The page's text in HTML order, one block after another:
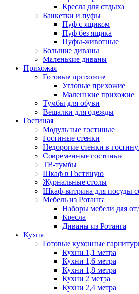
Кресла для отдыха
Банкетки и пуфы
Пуф с ящиком
Пуф без ящика
Пуфы-животные
Большие диваны
Маленькие диваны
Прихожая
Готовые прихожие
Угловые прихожие
Маленькие прихожие
Тумбы для обуви
Вешалки для одежды
Гостиная
Модульные гостиные
Гостиные стенки
Недорогие стенки в
Современные гостиные
ТВ-тумбы
Шкаф в Гостиную
Журнальные столы
Шкаф-витрина для посуды
Мебель из Ротанга
Наборы мебели для
Кресла
Диваны из Ротанга
Кухня
Готовые кухонные
Кухни 1,1 метра
Кухни 1,6 метра
Кухни 1,8 метра
Кухни 2 метра
Кухни 2,4 метра